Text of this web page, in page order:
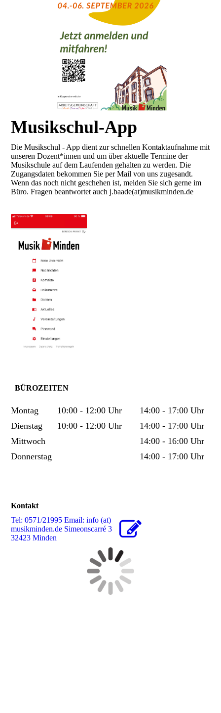
Musikschul-App
Die Musikschul - App dient zur schnellen Kontaktaufnahme mit
unseren Dozent*innen und um über aktuelle Termine der
Musikschule auf dem Laufenden gehalten zu werden. Die
Zugangsdaten bekommen Sie per Mail von uns zugesandt.
Wenn das noch nicht geschehen ist, melden Sie sich gerne im
Büro. Fragen beantwortet auch j.baade(at)musikminden.de
BÜROZEITEN
Montag 10:00 - 12:00 Uhr
14:00 - 17:00 Uhr
​Dienstag
10:00 - 12:00 Uhr
14:00 - 17:00 Uhr
Mittwoch
14:00 - 16:00 Uhr
Donnerstag
14:00 - 17:00 Uhr
Kontakt
Tel: 0571/21995 Email: info (at)
musikminden.de Simeonscarré 3
32423 Minden